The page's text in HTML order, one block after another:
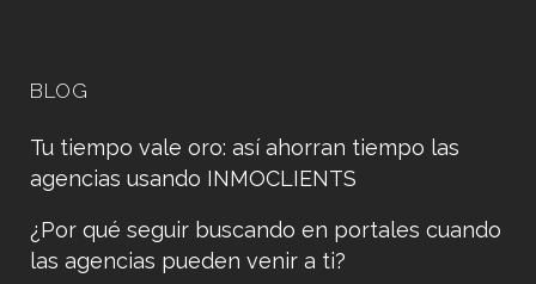
BLOG
Tu tiempo vale oro: así ahorran tiempo las
agencias usando INMOCLIENTS
¿Por qué seguir buscando en portales cuando
las agencias pueden venir a ti?